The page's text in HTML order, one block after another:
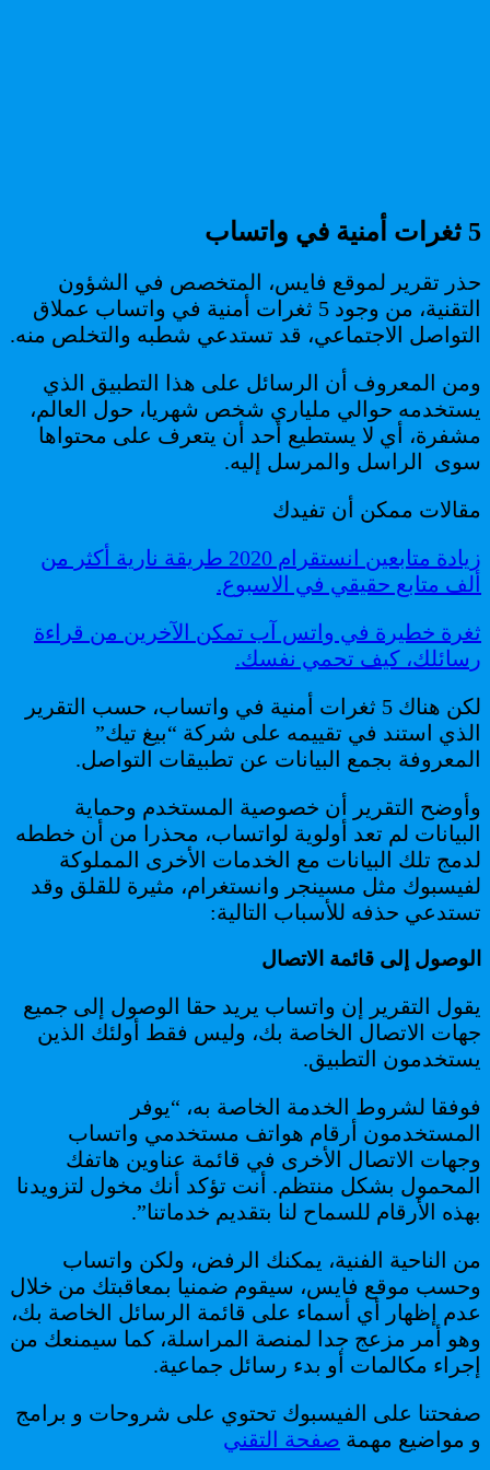
5 ثغرات أمنية في واتساب
حذر تقرير لموقع فايس، المتخصص في الشؤون
التقنية، من وجود 5 ثغرات أمنية في واتساب عملاق
التواصل الاجتماعي، قد تستدعي شطبه والتخلص منه.
ومن المعروف أن الرسائل على هذا التطبيق الذي
يستخدمه حوالي ملياري شخص شهريا، حول العالم،
مشفرة، أي لا يستطيع أحد أن يتعرف على محتواها
سوى الراسل والمرسل إليه.
مقالات ممكن أن تفيدك
زيادة متابعين انستقرام 2020 طريقة نارية أكثر من
ألف متابع حقيقي في الاسبوع.
ثغرة خطيرة في واتس آب تمكن الآخرين من قراءة
رسائلك، كيف تحمي نفسك.
لكن هناك 5 ثغرات أمنية في واتساب، حسب التقرير
الذي استند في تقييمه على شركة “بيغ تيك”
المعروفة بجمع البيانات عن تطبيقات التواصل.
وأوضح التقرير أن خصوصية المستخدم وحماية
البيانات لم تعد أولوية لواتساب، محذرا من أن خططه
لدمج تلك البيانات مع الخدمات الأخرى المملوكة
لفيسبوك مثل مسينجر وانستغرام، مثيرة للقلق وقد
تستدعي حذفه للأسباب التالية:
الوصول إلى قائمة الاتصال
يقول التقرير إن واتساب يريد حقا الوصول إلى جميع
جهات الاتصال الخاصة بك، وليس فقط أولئك الذين
يستخدمون التطبيق.
فوفقا لشروط الخدمة الخاصة به، “يوفر
المستخدمون أرقام هواتف مستخدمي واتساب
وجهات الاتصال الأخرى في قائمة عناوين هاتفك
المحمول بشكل منتظم. أنت تؤكد أنك مخول لتزويدنا
بهذه الأرقام للسماح لنا بتقديم خدماتنا”.
من الناحية الفنية، يمكنك الرفض، ولكن واتساب
وحسب موقع فايس، سيقوم ضمنيا بمعاقبتك من خلال
عدم إظهار أي أسماء على قائمة الرسائل الخاصة بك،
وهو أمر مزعج جدا لمنصة المراسلة، كما سيمنعك من
إجراء مكالمات أو بدء رسائل جماعية.
صفحتنا على الفيسبوك تحتوي على شروحات و برامج
و مواضيع مهمة صفحة التقني